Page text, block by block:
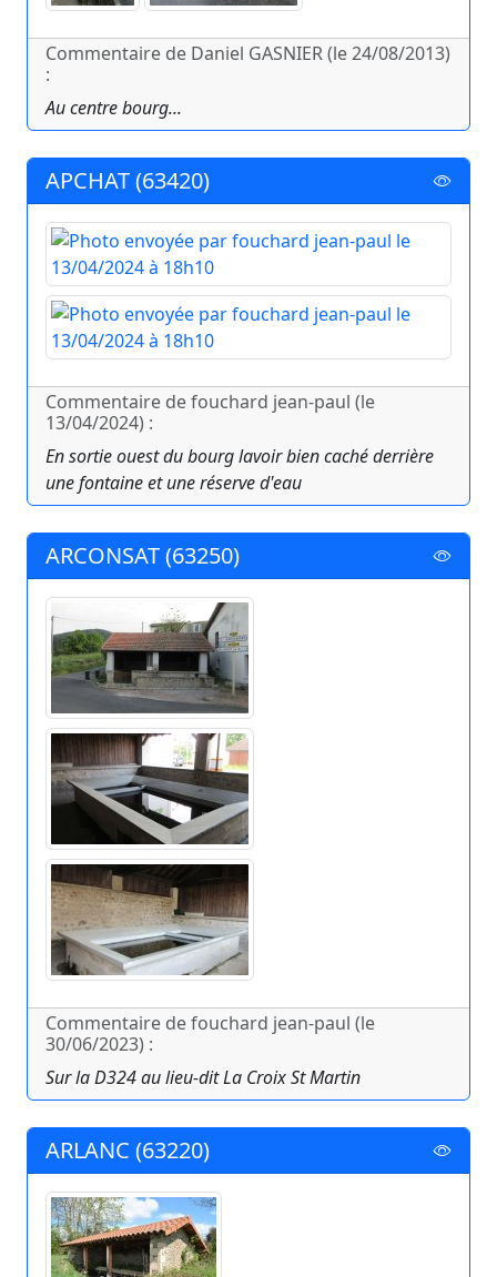
Commentaire de Daniel GASNIER (le 24/08/2013)
:
Au centre bourg...
APCHAT (63420)
Commentaire de fouchard jean-paul (le
13/04/2024) :
En sortie ouest du bourg lavoir bien caché derrière
une fontaine et une réserve d'eau
ARCONSAT (63250)
Commentaire de fouchard jean-paul (le
30/06/2023) :
Sur la D324 au lieu-dit La Croix St Martin
ARLANC (63220)